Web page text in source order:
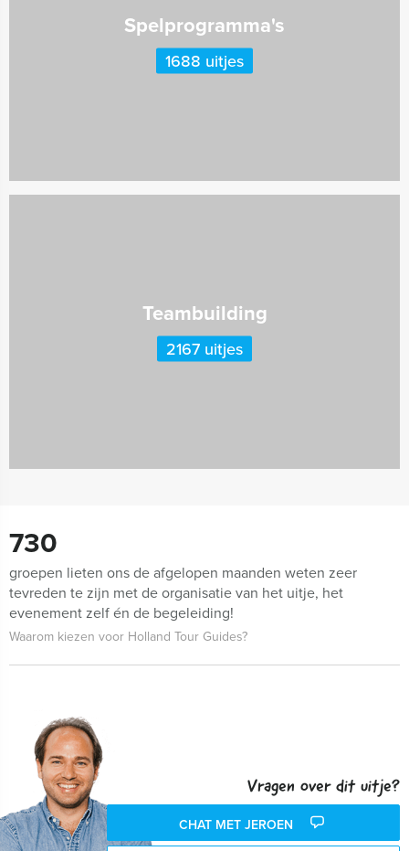
Spelprogramma's
1688 uitjes
Teambuilding
2167 uitjes
730
groepen lieten ons de afgelopen maanden weten zeer
tevreden te zijn met de organisatie van het uitje, het
evenement zelf én de begeleiding!
Waarom kiezen voor Holland Tour Guides?
Vragen over dit uitje?
CHAT MET JEROEN